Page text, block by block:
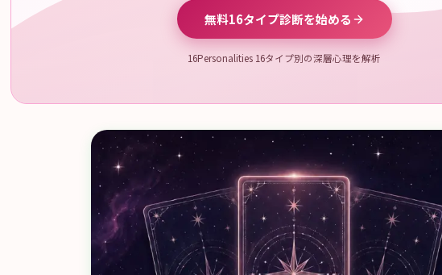
無料16タイプ診断を始める
16Personalities 16タイプ別の深層心理を解析